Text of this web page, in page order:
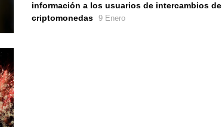
información a los usuarios de intercambios de
criptomonedas
9 Enero